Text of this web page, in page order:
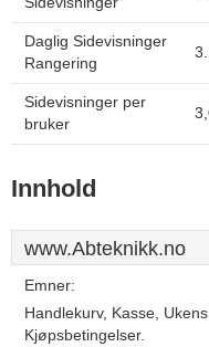
Daglig Sidevisninger
Rangering
Sidevisninger per
bruker
Innhold
www.Abteknikk.no
Emner:
Handlekurv, Kasse,
Kjøpsbetingelser.